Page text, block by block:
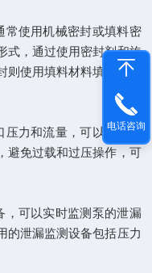
常使用机械密封或填料密
式，通过使用密封剂和旋
使用填料材料填充密封
力和流量，可以降低泵
避免过载和过压操作，可
可以实时监测泵的泄漏
的泄漏监测设备包括压力
电话咨询